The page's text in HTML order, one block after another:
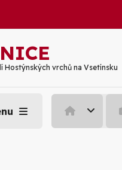
Hostýnských vrchů na Vsetínsku